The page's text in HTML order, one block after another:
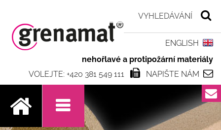
nehořlavé a protipožární materiály
NAPIŠTE NÁM
VOLEJTE: +420 381 549 111
ENGLISH
.